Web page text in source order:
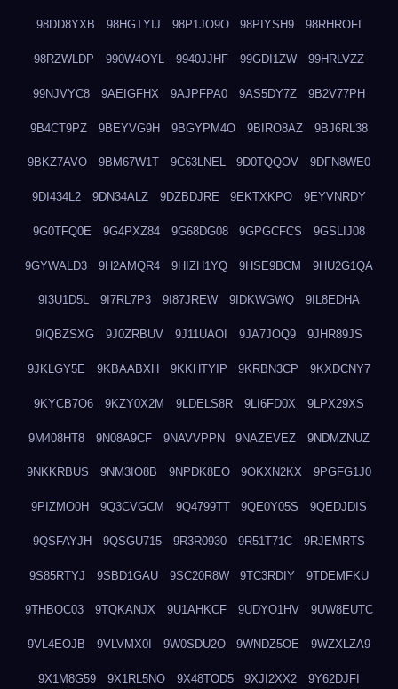
98DD8YXB 98HGTYIJ 98P1JO9O 98PIYSH9 98RHROFI
98RZWLDP 990W4OYL 9940JJHF 99GDI1ZW 99HRLVZZ
99NJVYC8 9AEIGFHX 9AJPFPA0 9AS5DY7Z 9B2V77PH
9B4CT9PZ 9BEYVG9H 9BGYPM4O 9BIRO8AZ 9BJ6RL38
9BKZ7AVO 9BM67W1T 9C63LNEL 9D0TQQOV 9DFN8WE0
9DI434L2 9DN34ALZ 9DZBDJRE 9EKTXKPO 9EYVNRDY
9G0TFQ0E 9G4PXZ84 9G68DG08 9GPGCFCS 9GSLIJ08
9GYWALD3 9H2AMQR4 9HIZH1YQ 9HSE9BCM 9HU2G1QA
9I3U1D5L 9I7RL7P3 9I87JREW 9IDKWGWQ 9IL8EDHA
9IQBZSXG 9J0ZRBUV 9J11UAOI 9JA7JOQ9 9JHR89JS
9JKLGY5E 9KBAABXH 9KKHTYIP 9KRBN3CP 9KXDCNY7
9KYCB7O6 9KZY0X2M 9LDELS8R 9LI6FD0X 9LPX29XS
9M408HT8 9N08A9CF 9NAVVPPN 9NAZEVEZ 9NDMZNUZ
9NKKRBUS 9NM3IO8B 9NPDK8EO 9OKXN2KX 9PGFG1J0
9PIZMO0H 9Q3CVGCM 9Q4799TT 9QE0Y05S 9QEDJDIS
9QSFAYJH 9QSGU715 9R3R0930 9R51T71C 9RJEMRTS
9S85RTYJ 9SBD1GAU 9SC20R8W 9TC3RDIY 9TDEMFKU
9THBOC03 9TQKANJX 9U1AHKCF 9UDYO1HV 9UW8EUTC
9VL4EOJB 9VLVMX0I 9W0SDU2O 9WNDZ5OE 9WZXLZA9
9X1M8G59 9X1RL5NO 9X48TOD5 9XJI2XX2 9Y62DJFI